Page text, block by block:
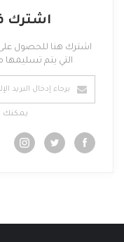
اشترك
اشترك هنا للحصول على
التي يتم تسليمها
يمكنك